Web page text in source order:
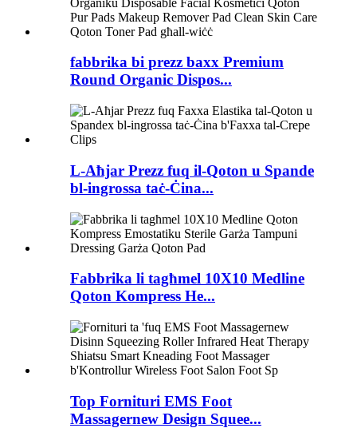
fabbrika bi prezz baxx Premium
Round Organic Dispos...
L-Aħjar Prezz fuq il-Qoton u Spande
bl-ingrossa taċ-Ċina...
Fabbrika li tagħmel 10X10 Medline
Qoton Kompress He...
Top Fornituri EMS Foot
Massagernew Design Squee...